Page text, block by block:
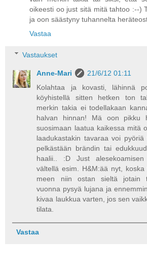
oikeesti oo just sitä mitä tahtoo :--)
ja oon säästyny tuhannelta
Vastaa
Vastaukset
Anne-Mari
21/6/12 01:11
Kolahtaa ja kovasti, lähinnä
köyhistellä sitten hetken ton
merkin takia ei todellakaan
halvan hinnan! Mä oon pikku
suosimaan laatua kaikessa mitä
laadukastakin tavaraa voi
pelkästään brändin tai
haalii.. :D Just
vältellä esim. H&M:ää nyt,
meen niin ostan sieltä jotain
vuonna pysyä lujana ja
kivaa laukkua varten, jos sen
tilata.
Vastaa